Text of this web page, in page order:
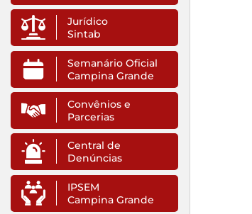
Jurídico
Sintab
Semanário Oficial
Campina Grande
Convênios e
Parcerias
Central de
Denúncias
IPSEM
Campina Grande